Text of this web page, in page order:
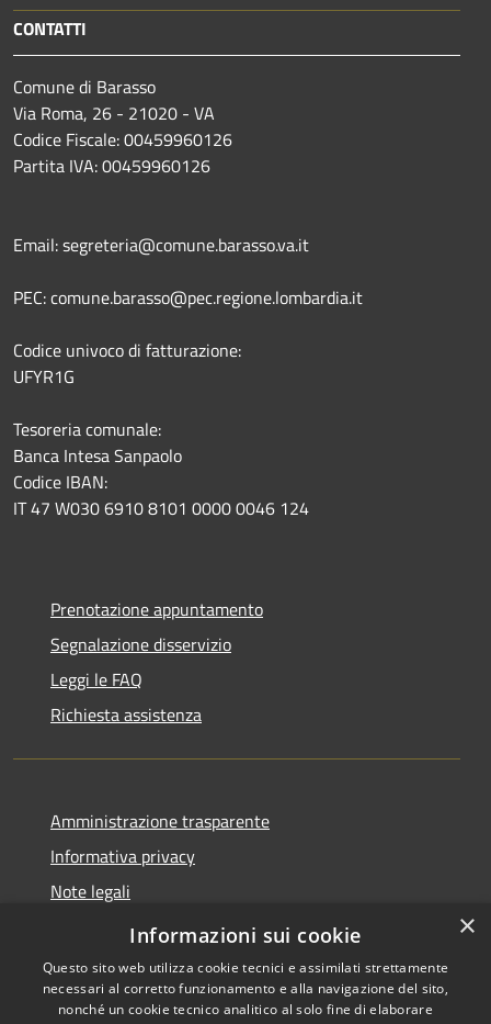
CONTATTI
Comune di Barasso
Via Roma, 26 - 21020 - VA
Codice Fiscale: 00459960126
Partita IVA: 00459960126
Email: segreteria@comune.barasso.va.it
PEC: comune.barasso@pec.regione.lombardia.it
Codice univoco di fatturazione:
UFYR1G
Tesoreria comunale:
Banca Intesa Sanpaolo
Codice IBAN:
IT 47 W030 6910 8101 0000 0046 124
Prenotazione appuntamento
Segnalazione disservizio
Leggi le FAQ
Richiesta assistenza
Amministrazione trasparente
Informativa privacy
Note legali
Dichiarazione di accessibilità
×
Informazioni sui cookie
Questo sito web utilizza cookie tecnici e assimilati strettamente
necessari al corretto funzionamento e alla navigazione del sito,
nonché un cookie tecnico analitico al solo fine di elaborare